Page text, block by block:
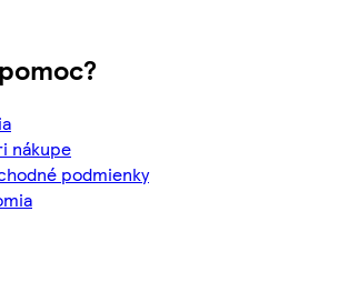
nákupe
podmienky